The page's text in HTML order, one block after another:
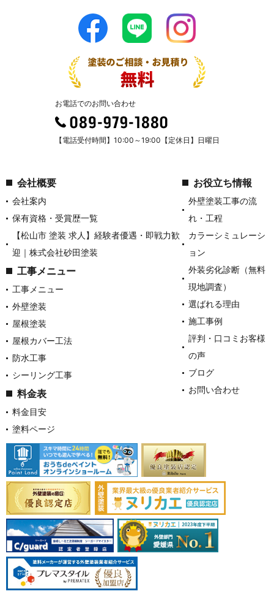
お電話でのお問い合わせ
【電話受付時間】10:00～19:00【定休日】日曜日
会社概要
会社案内
保有資格・受賞歴一覧
【松山市 塗装 求人】経験者優遇・即戦力歓
迎｜株式会社砂田塗装
工事メニュー
工事メニュー
外壁塗装
屋根塗装
屋根カバー工法
防水工事
シーリング工事
料金表
料金目安
塗料ページ
お役立ち情報
外壁塗装工事の流
れ・工程
カラーシミュレーシ
ョン
外装劣化診断（無料
現地調査）
選ばれる理由
施工事例
評判・口コミお客様
の声
ブログ
お問い合わせ